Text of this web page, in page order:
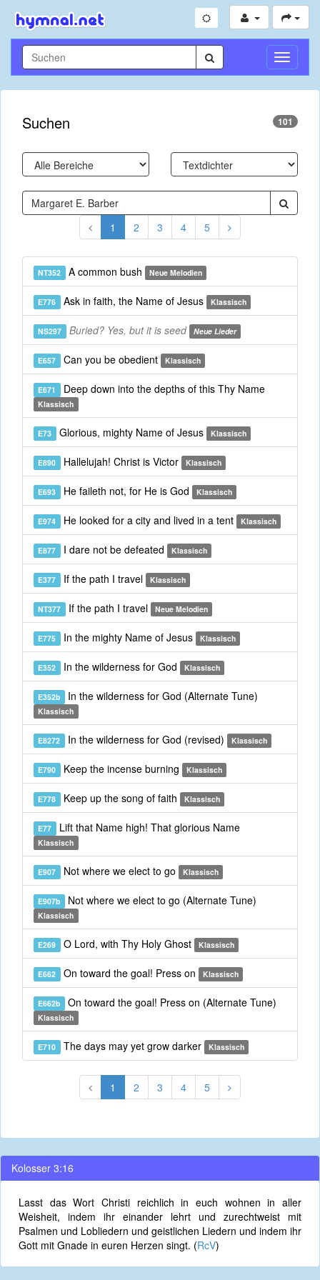
Suchen 101
1 2 3 4 5
NT352 A common bush Neue Melodien
E776 Ask in faith, the Name of Jesus Klassisch
NS297 Buried? Yes, but it is seed Neue Lieder
E657 Can you be obedient Klassisch
E671 Deep down into the depths of this Thy Name
Klassisch
E73 Glorious, mighty Name of Jesus Klassisch
E890 Hallelujah! Christ is Victor Klassisch
E693 He faileth not, for He is God Klassisch
E974 He looked for a city and lived in a tent Klassisch
E877 I dare not be defeated Klassisch
E377 If the path I travel Klassisch
NT377 If the path I travel Neue Melodien
E775 In the mighty Name of Jesus Klassisch
E352 In the wilderness for God Klassisch
E352b In the wilderness for God (Alternate Tune)
Klassisch
E8272 In the wilderness for God (revised) Klassisch
E790 Keep the incense burning Klassisch
E778 Keep up the song of faith Klassisch
E77 Lift that Name high! That glorious Name
Klassisch
E907 Not where we elect to go Klassisch
E907b Not where we elect to go (Alternate Tune)
Klassisch
E269 O Lord, with Thy Holy Ghost Klassisch
E662 On toward the goal! Press on Klassisch
E662b On toward the goal! Press on (Alternate Tune)
Klassisch
E710 The days may yet grow darker Klassisch
1 2 3 4 5
Kolosser 3:16
Lasst das Wort Christi reichlich in euch wohnen in aller
Weisheit, indem ihr einander lehrt und zurechtweist mit
Psalmen und Lobliedern und geistlichen Liedern und indem ihr
Gott mit Gnade in euren Herzen singt. (RcV)